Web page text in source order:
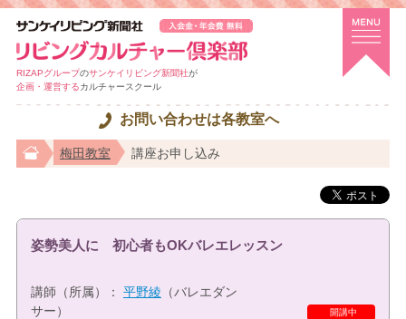
RIZAPグループのサンケイリビング新聞社が
企画・運営するカルチャースクール
お問い合わせは各教室へ
梅田教室 講座お申し込み
開講中
姿勢美人に 初心者もOKバレエレッスン
講師（所属）： 平野綾 （バレエダン
サー）